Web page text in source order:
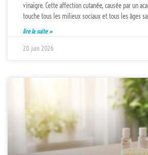
vinaigre. Cette affection cutanée, causée par un
touche tous les milieux sociaux et tous les âges
lire la suite »
20 juin 2026